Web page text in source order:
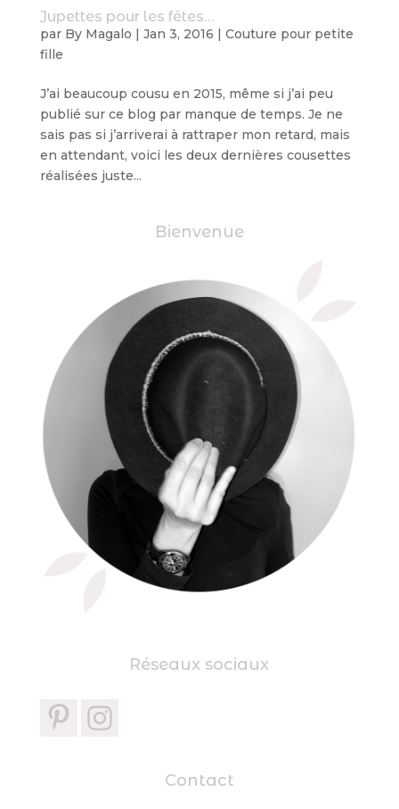
Jupettes pour les fêtes…
par By Magalo | Jan 3, 2016 | Couture pour petite
fille
J’ai beaucoup cousu en 2015, même si j’ai peu
publié sur ce blog par manque de temps. Je ne
sais pas si j’arriverai à rattraper mon retard, mais
en attendant, voici les deux dernières cousettes
réalisées juste...
Bienvenue
Réseaux sociaux
Contact